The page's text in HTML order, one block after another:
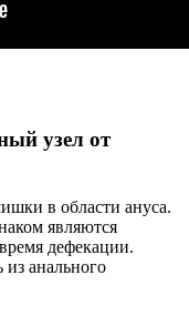
узел от
в области ануса.
являются
дефекации.
анального